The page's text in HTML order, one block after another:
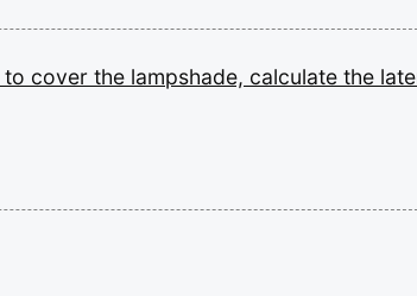
to cover the lampshade, calculate the